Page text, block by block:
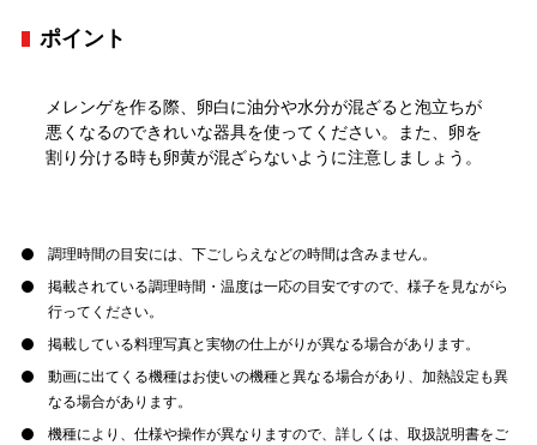
ポイント
メレンゲを作る際、卵白に油分や水分が混ざると泡立ちが
悪くなるのできれいな器具を使ってください。また、卵を
割り分ける時も卵黄が混ざらないように注意しましょう。
調理時間の目安には、下ごしらえなどの時間は含みません。
掲載されている調理時間・温度は一応の目安ですので、様子を見ながら
行ってください。
掲載している料理写真と実物の仕上がりが異なる場合があります。
動画に出てくる機種はお使いの機種と異なる場合があり、加熱設定も異
なる場合があります。
機種により、仕様や操作が異なりますので、詳しくは、取扱説明書をご